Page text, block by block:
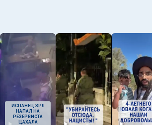
ИСПАНЕЦ ЗРЯ
НАПАЛ НА
РЕЗЕРВИСТА
ЦАХАЛА